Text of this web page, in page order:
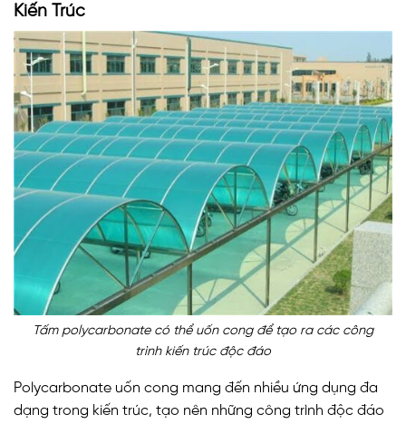
Kiến Trúc
Tấm polycarbonate có thể uốn cong để tạo ra các công
trình kiến trúc độc đáo
Polycarbonate uốn cong mang đến nhiều ứng dụng đa
dạng trong kiến trúc, tạo nên những công trình độc đáo